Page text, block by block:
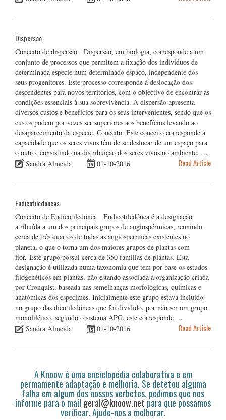
Dispersão
Conceito de dispersão Dispersão, em biologia, corresponde a um
conjunto de processos que permitem a fixação dos indivíduos de
determinada espécie num determinado espaço, independente dos
seus progenitores. Este processo corresponde à deslocação dos
descendentes para novos territórios, com o objectivo de encontrar as
condições essenciais à sua sobrevivência. A dispersão apresenta
diversos custos e benefícios para os seus intervenientes, sendo que os
custos podem por vezes ser superiores aos benefícios levando ao
desaparecimento da espécie. Conceito: Este conceito corresponde à
capacidade que os seres vivos têm de se deslocar de um espaço para
o outro, consistindo na distribuição dos seres vivos no ambiente, …
Sandra Almeida
01-10-2016 Read Article
Eudicotiledóneas
Conceito de Eudicotiledónea Eudicotiledónea é a designação
atribuída a um dos principais grupos de angiospérmicas, reunindo
cerca de três quartos de todas as angiospérmicas existentes no
planeta, o que o torna um dos maiores grupos de plantas com
flor. Este grupo possui cerca de 350 famílias de plantas. Esta
designação é utilizada numa taxonomia que tem por base os estudos
filogenéticos em plantas, não estando associada à organização criada
por Cronquist, baseada nas semelhanças morfológicas, químicas e
anatómicas dos espécimes. Inicialmente este grupo estava incluído
no grupo das dicotiledóneas que foi dividido, por não ser um grupo
monofilético, segundo o sistema APG, este corresponde …
Sandra Almeida
01-10-2016 Read Article
A Knoow é uma enciclopédia colaborativa e em
permamente adaptação e melhoria. Se detetou alguma
falha em algum dos nossos verbetes, pedimos que nos
informe para o mail geral@knoow.netpara que possamos
verificar. Ajude-nos a melhorar.